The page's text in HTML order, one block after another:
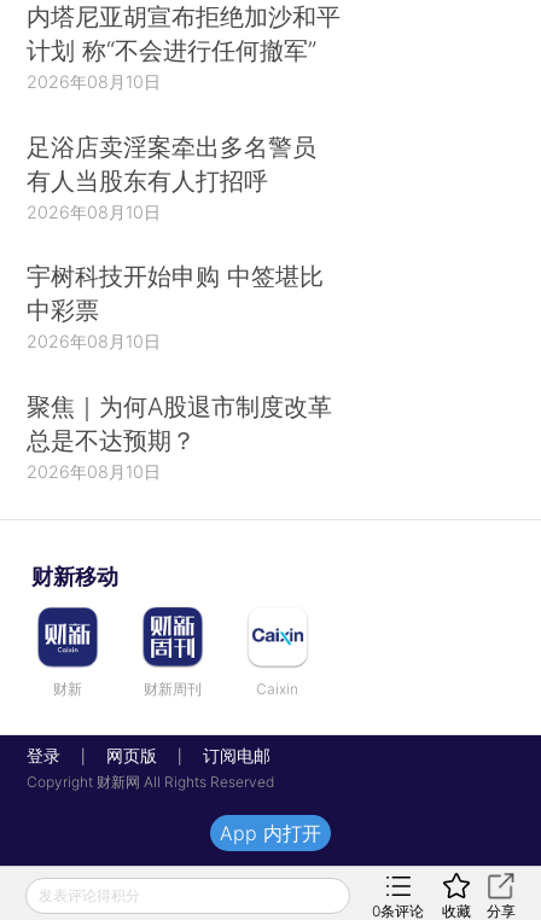
内塔尼亚胡宣布拒绝加沙和平
计划 称“不会进行任何撤军”
2026年08月10日
足浴店卖淫案牵出多名警员
有人当股东有人打招呼
2026年08月10日
宇树科技开始申购 中签堪比
中彩票
2026年08月10日
聚焦｜为何A股退市制度改革
总是不达预期？
2026年08月10日
财新移动
财新 财新周刊 Caixin
登录 网页版 订阅电邮
Copyright 财新网 All Rights Reserved
发表评论得积分
0条评论 收藏 分享
App 内打开